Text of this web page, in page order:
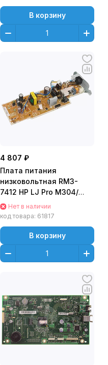
В корзину
4 807 ₽
Плата питания
низковольтная RM3-
7412 HP LJ Pro M304/
M305/ M402/ M403/
M404/ M405
Нет в наличии
код товара: 61817
В корзину